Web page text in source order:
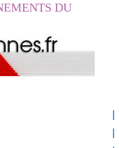
DU